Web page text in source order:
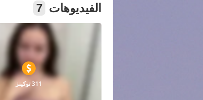
الفيديوهات 7
311 توكينز